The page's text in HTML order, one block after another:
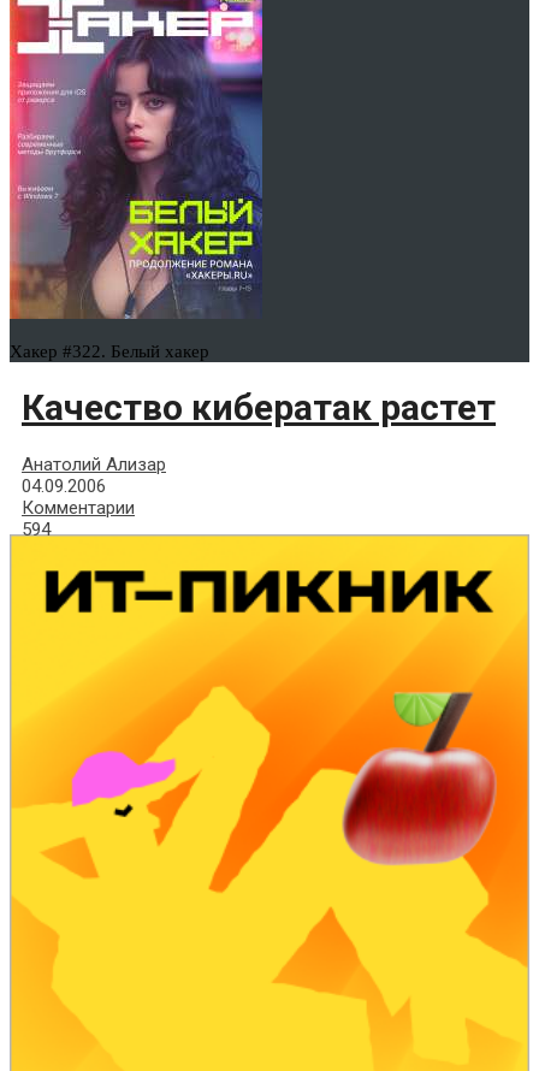
Хакер #322. Белый хакер
Качество кибератак растет
Анатолий Ализар
04.09.2006
Комментарии
594